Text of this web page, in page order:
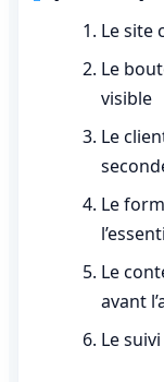
Le site
Le
visible
Le
Le
Le
avant
Le